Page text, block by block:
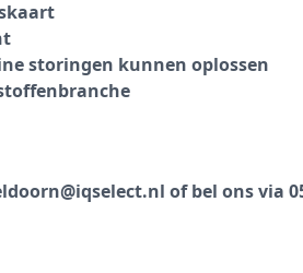
storingen kunnen oplossen
of bel ons via